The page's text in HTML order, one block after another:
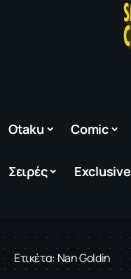
Otaku Comic
Σειρές Exclusive
Ετικέτα:Nan Goldin